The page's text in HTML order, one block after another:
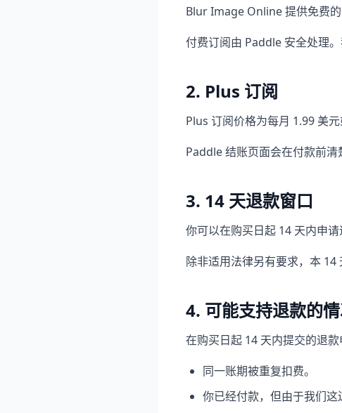
Blur Image Online 提供免费的
付费订阅由 Paddle 安全处理
2. Plus 订阅
Plus 订阅价格为每月 1.99 美
Paddle 结账页面会在付款前清
3. 14 天退款窗口
你可以在购买日起 14 天内申
除非适用法律另有要求，本 14
4. 可能支持退款的
在购买日起 14 天内提交的退
同一账期被重复扣费。
你已经付款，但由于我们这